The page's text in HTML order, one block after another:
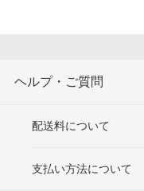
ヘルプ・ご質問
配送料について
支払い方法について